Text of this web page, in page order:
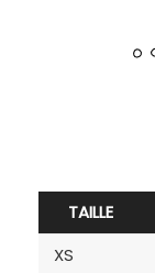
TAILLE
XS